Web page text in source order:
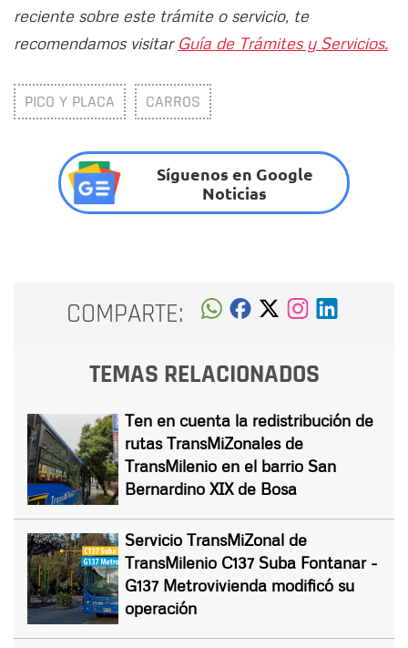
reciente sobre este trámite o servicio, te
recomendamos visitar Guía de Trámites y Servicios.
PICO Y PLACA CARROS
Síguenos en Google
Noticias
COMPARTE:
TEMAS RELACIONADOS
Ten en cuenta la redistribución de
rutas TransMiZonales de
TransMilenio en el barrio San
Bernardino XIX de Bosa
Servicio TransMiZonal de
TransMilenio C137 Suba Fontanar -
G137 Metrovivienda modificó su
operación